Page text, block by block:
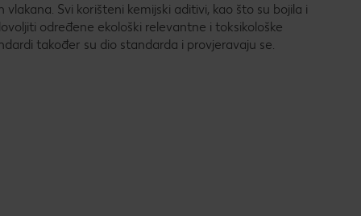
Svi korišteni kemijski aditivi, kao što su bojila i
određene ekološki relevantne i toksikološke
također su dio standarda i provjeravaju se.